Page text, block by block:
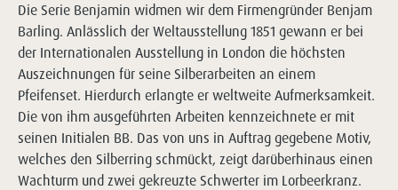
Die Serie Benjamin widmen wir dem Firmengründer Benjam
Barling. Anlässlich der Weltausstellung 1851 gewann er bei
der Internationalen Ausstellung in London die höchsten
Auszeichnungen für seine Silberarbeiten an einem
Pfeifenset. Hierdurch erlangte er weltweite Aufmerksamkeit.
Die von ihm ausgeführten Arbeiten kennzeichnete er mit
seinen Initialen BB. Das von uns in Auftrag gegebene Motiv,
welches den Silberring schmückt, zeigt darüberhinaus einen
Wachturm und zwei gekreuzte Schwerter im Lorbeerkranz.